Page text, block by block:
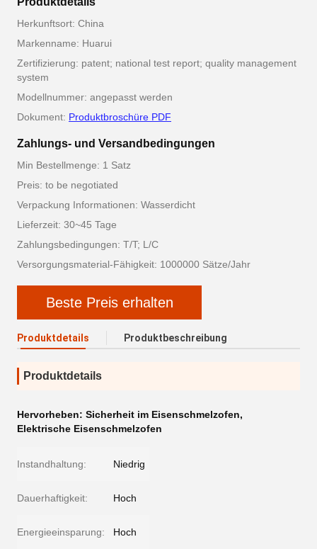
Herkunftsort: China
Markenname: Huarui
Zertifizierung: patent; national test report; quality management
system
Modellnummer: angepasst werden
Dokument: Produktbroschüre PDF
Zahlungs- und Versandbedingungen
Min Bestellmenge: 1 Satz
Preis: to be negotiated
Verpackung Informationen: Wasserdicht
Lieferzeit: 30~45 Tage
Zahlungsbedingungen: T/T; L/C
Versorgungsmaterial-Fähigkeit: 1000000 Sätze/Jahr
Beste Preis erhalten
Produktdetails Produktbeschreibung
Produktdetails
Hervorheben: Sicherheit im Eisenschmelzofen,
Elektrische Eisenschmelzofen
Instandhaltung: Niedrig
Dauerhaftigkeit: Hoch
Energieeinsparung: Hoch